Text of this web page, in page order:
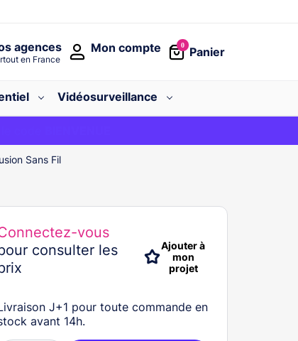
agences
en France
0
Panier
Mon compte
Vidéosurveillance
code
Sans Fil
vous
consulter les
Ajouter à
mon
projet
J+1 pour toute commande en
avant 14h.